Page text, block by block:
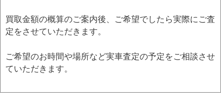
買取金額の概算のご案内後、ご希望でしたら実際にご査
定をさせていただきます。
ご希望のお時間や場所など実車査定の予定をご相談させ
ていただきます。